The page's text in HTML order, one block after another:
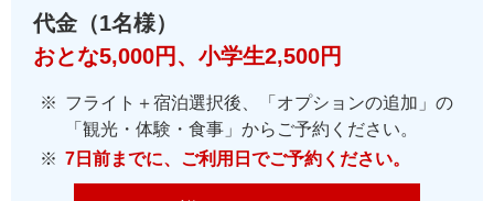
代金（1名様）
おとな5,000円、小学生2,500円
フライト＋宿泊選択後、「オプションの追加」の
「観光・体験・食事」からご予約ください。
7日前までに、ご利用日でご予約ください。